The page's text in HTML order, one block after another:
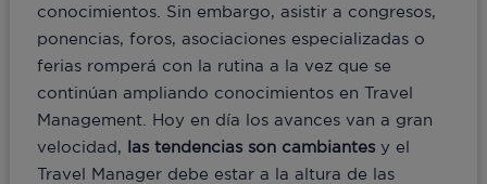
conocimientos. Sin embargo, asistir a congresos,
ponencias, foros, asociaciones especializadas o
ferias romperá con la rutina a la vez que se
continúan ampliando conocimientos en Travel
Management. Hoy en día los avances van a gran
velocidad, las tendencias son cambiantesy el
Travel Manager debe estar a la altura de las